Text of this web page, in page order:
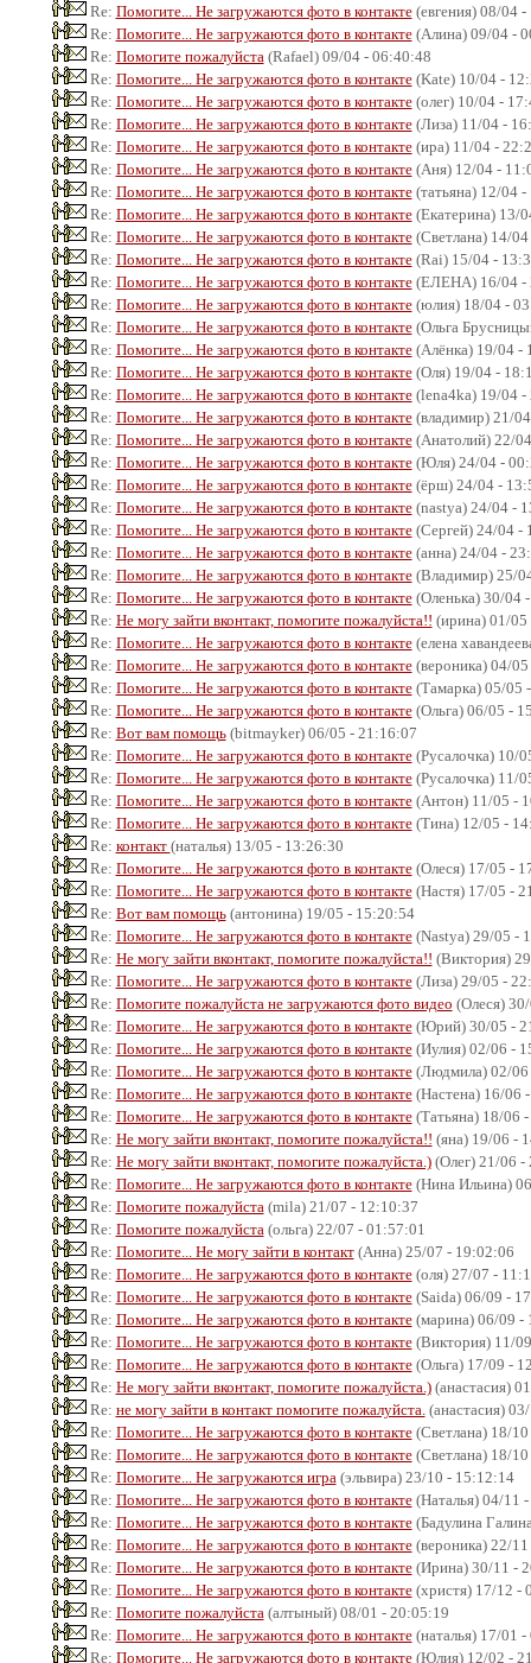
Re: Помогите... Не загружаются фото в контакте(евгения) 08/04
Re: Помогите... Не загружаются фото в контакте(Алина) 09/04 -
Re: Помогите пожалуйста (Rafael) 09/04 - 06:40:48
Re: Помогите... Не загружаются фото в контакте(Kate) 10/04 -
Re: Помогите... Не загружаются фото в контакте(олег) 10/04 -
Re: Помогите... Не загружаются фото в контакте(Лиза) 11/04 -
Re: Помогите... Не загружаются фото в контакте(ира) 11/04 -
Re: Помогите... Не загружаются фото в контакте(Аня) 12/04 -
Re: Помогите... Не загружаются фото в контакте(татьяна) 12/04
Re: Помогите... Не загружаются фото в контакте(Екатерина) 13/
Re: Помогите... Не загружаются фото в контакте(Светлана) 14/
Re: Помогите... Не загружаются фото в контакте(Rai) 15/04 -
Re: Помогите... Не загружаются фото в контакте(ЕЛЕНА) 16/04 -
Re: Помогите... Не загружаются фото в контакте(юлия) 18/04 -
Re: Помогите... Не загружаются фото в контакте(Ольга
Re: Помогите... Не загружаются фото в контакте(Алёнка) 19/04 -
Re: Помогите... Не загружаются фото в контакте(Оля) 19/04 -
Re: Помогите... Не загружаются фото в контакте(lena4ka) 19/04 -
Re: Помогите... Не загружаются фото в контакте(владимир) 21/
Re: Помогите... Не загружаются фото в контакте(Анатолий) 22/
Re: Помогите... Не загружаются фото в контакте(Юля) 24/04 -
Re: Помогите... Не загружаются фото в контакте(ёрш) 24/04 -
Re: Помогите... Не загружаются фото в контакте(nastya) 24/04 -
Re: Помогите... Не загружаются фото в контакте(Сергей) 24/04 -
Re: Помогите... Не загружаются фото в контакте(анна) 24/04 -
Re: Помогите... Не загружаются фото в контакте(Владимир) 25/
Re: Помогите... Не загружаются фото в контакте(Оленька) 30/04
Re: Не могу зайти вконтакт, помогите пожалуйста!! (ирина) 01/
Re: Помогите... Не загружаются фото в контакте(елена
Re: Помогите... Не загружаются фото в контакте(вероника) 04/
Re: Помогите... Не загружаются фото в контакте(Тамарка) 05/05
Re: Помогите... Не загружаются фото в контакте(Ольга) 06/05 -
Re: Вот вам помощь(bitmayker) 06/05 - 21:16:07
Re: Помогите... Не загружаются фото в контакте(Русалочка) 10/
Re: Помогите... Не загружаются фото в контакте(Русалочка) 11/
Re: Помогите... Не загружаются фото в контакте(Антон) 11/05 -
Re: Помогите... Не загружаются фото в контакте(Тина) 12/05 -
Re: контакт (наталья) 13/05 - 13:26:30
Re: Помогите... Не загружаются фото в контакте(Олеся) 17/05 -
Re: Помогите... Не загружаются фото в контакте(Настя) 17/05 -
Re: Вот вам помощь(антонина) 19/05 - 15:20:54
Re: Помогите... Не загружаются фото в контакте(Nastya) 29/05 -
Re: Не могу зайти вконтакт, помогите пожалуйста!! (Виктория)
Re: Помогите... Не загружаются фото в контакте(Лиза) 29/05 -
Re: Помогите пожалуйста не загружаются фото видео (Олеся)
Re: Помогите... Не загружаются фото в контакте(Юрий) 30/05 -
Re: Помогите... Не загружаются фото в контакте(Иулия) 02/06 -
Re: Помогите... Не загружаются фото в контакте(Людмила) 02/06
Re: Помогите... Не загружаются фото в контакте(Настена) 16/06
Re: Помогите... Не загружаются фото в контакте(Татьяна) 18/06
Re: Не могу зайти вконтакт, помогите пожалуйста!! (яна) 19/06 -
Re: Не могу зайти вконтакт, помогите пожалуйста.)(Олег) 21/06 -
Re: Помогите... Не загружаются фото в контакте(Нина Ильина)
Re: Помогите пожалуйста (mila) 21/07 - 12:10:37
Re: Помогите пожалуйста (ольга) 22/07 - 01:57:01
Re: Помогите... Не могу зайти в контакт(Анна) 25/07 - 19:02:06
Re: Помогите... Не загружаются фото в контакте(оля) 27/07 -
Re: Помогите... Не загружаются фото в контакте(Saida) 06/09 -
Re: Помогите... Не загружаются фото в контакте(марина) 06/09 -
Re: Помогите... Не загружаются фото в контакте(Виктория) 11/
Re: Помогите... Не загружаются фото в контакте(Ольга) 17/09 -
Re: Не могу зайти вконтакт, помогите пожалуйста.)(анастасия)
Re: не могу зайти в контакт помогите пожалуйста. (анастасия)
Re: Помогите... Не загружаются фото в контакте(Светлана) 18/
Re: Помогите... Не загружаются фото в контакте(Светлана) 18/
Re: Помогите... Не загружаются игра (эльвира) 23/10 - 15:12:14
Re: Помогите... Не загружаются фото в контакте(Наталья) 04/11
Re: Помогите... Не загружаются фото в контакте(Бадулина
Re: Помогите... Не загружаются фото в контакте(вероника) 22/
Re: Помогите... Не загружаются фото в контакте(Ирина) 30/11 -
Re: Помогите... Не загружаются фото в контакте(христя) 17/12 -
Re: Помогите пожалуйста (алтыный) 08/01 - 20:05:19
Re: Помогите... Не загружаются фото в контакте(наталья) 17/01
Re: Помогите... Не загружаются фото в контакте(Юлия) 12/02 -